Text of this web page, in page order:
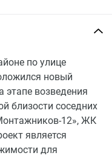
по улице
новый
возведения
близости соседних
12», ЖК
является
для